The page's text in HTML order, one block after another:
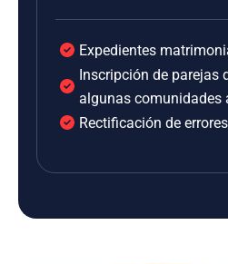
Expedientes
Inscripción de parejas
algunas comunidades
Rectificación de